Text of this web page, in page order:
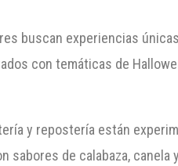
buscan experiencias
con temáticas de
y repostería están
de calabaza, canela